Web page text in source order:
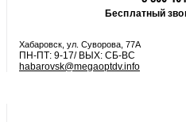
Бесплатный
Хабаровск, ул. Суворова, 77А
ПН-ПТ: 9-17/ ВЫХ: СБ-ВС
habarovsk@megaoptdv.info